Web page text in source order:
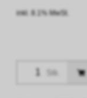
inkl. 8.1% MwSt.
Stk.